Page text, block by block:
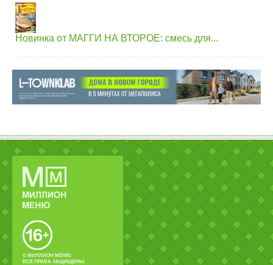
Новинка от МАГГИ НА ВТОРОЕ: смесь для...
© МИЛЛИОН МЕНЮ.
ВСЕ ПРАВА ЗАЩИЩЕНЫ.